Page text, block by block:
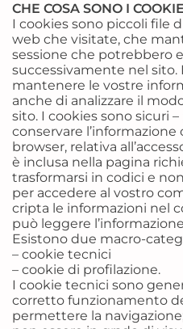
CHE COSA SONO I
I cookies sono piccoli file
web che visitate, che
sessione che potrebbero
successivamente nel
mantenere le vostre
anche di analizzare il
sito. I cookies sono sicuri
conservare
browser, relativa
è inclusa nella pagina
trasformarsi in codici e
per accedere al vostro
cripta le informazioni nel
può leggere
Esistono due macro-
– cookie tecnici
– cookie di profilazione.
I cookie tecnici sono
corretto funzionamento
permettere la